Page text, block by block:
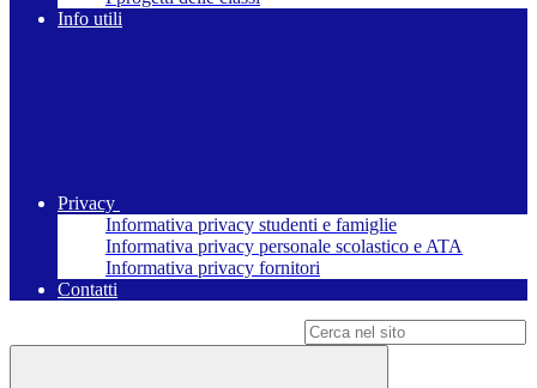
Info utili
Privacy
Informativa privacy studenti e famiglie
Informativa privacy personale scolastico e ATA
Informativa privacy fornitori
Contatti